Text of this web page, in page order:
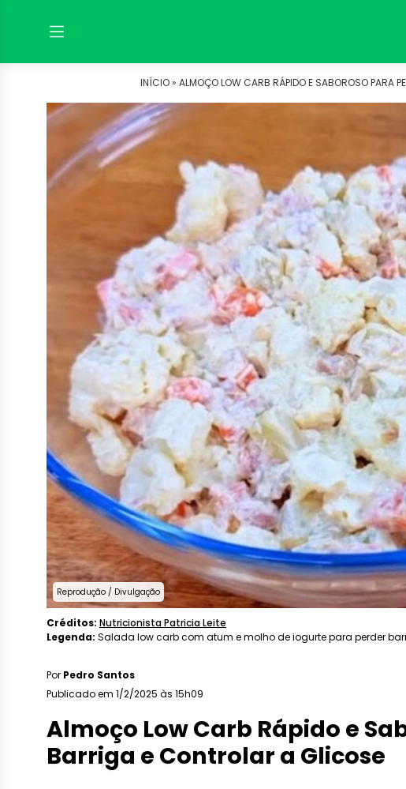
INÍCIO » ALMOÇO LOW CARB RÁPIDO E SABOROSO PARA
Reprodução / Divulgação
Créditos: Nutricionista Patricia Leite
Legenda: Salada low carb com atum e molho de iogurte para perder
Por Pedro Santos
Publicado em 1/2/2025 às 15h09
Almoço Low Carb Rápido e
Barriga e Controlar a Glicose